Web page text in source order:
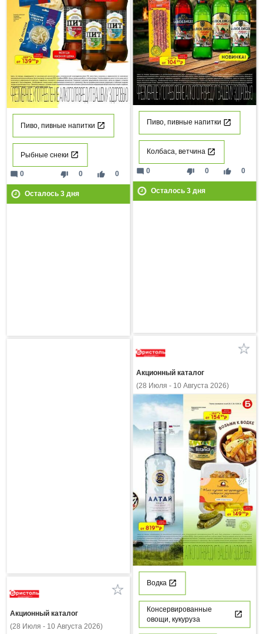
Пиво, пивные напитки
Рыбные снеки
thumb_down 0 thumb_up 0
mode_comment 0
Осталось 3дня
Пиво, пивные напитки
Колбаса, ветчина
thumb_down 0 thumb_up 0
mode_comment 0
Осталось 3дня
Акционный каталог
(28 Июля - 10 Августа 2026)
Водка
Консервированные
овощи, кукуруза
Акционный каталог
(28 Июля - 10 Августа 2026)